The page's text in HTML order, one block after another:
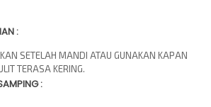
:
SETELAH MANDI ATAU GUNAKAN KAPAN
TERASA KERING.
: